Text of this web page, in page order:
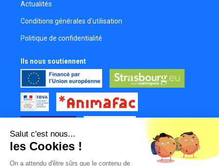
Actualités
Conditions générales d'utilisation
Politique de confidentialité
Ils nous soutiennent
Tous nos partenaires
Salut c'est nous...
les Cookies !
On a attendu d'être sûrs que le contenu de